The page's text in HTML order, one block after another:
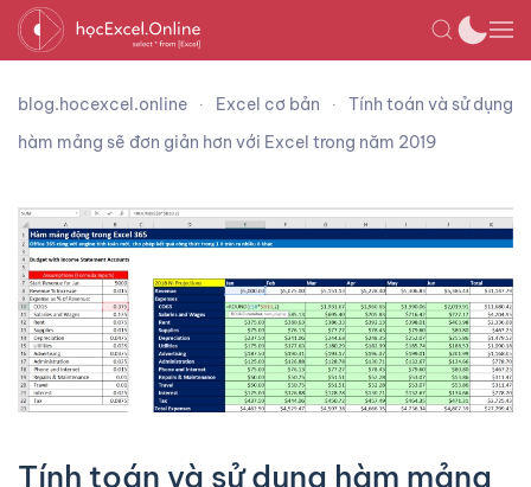
blog.hocexcel.online Excel cơ bản
Tính toán và sử dụng
hàm mảng sẽ đơn giản hơn với Excel trong năm 2019
Tính toán và sử dụng hàm mảng